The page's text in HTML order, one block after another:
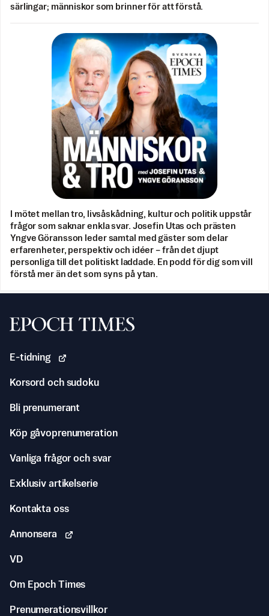
särlingar; människor som brinner för att förstå.
I mötet mellan tro, livsåskådning, kultur och politik uppstår
frågor som saknar enkla svar. Josefin Utas och prästen
Yngve Göransson leder samtal med gäster som delar
erfarenheter, perspektiv och idéer – från det djupt
personliga till det politiskt laddade. En podd för dig som vill
förstå mer än det som syns på ytan.
Svenska Epoch Times
E-tidning
Korsord och sudoku
Bli prenumerant
Köp gåvoprenumeration
Vanliga frågor och svar
Exklusiv artikelserie
Kontakta oss
Annonsera
VD
Om Epoch Times
Prenumerationsvillkor